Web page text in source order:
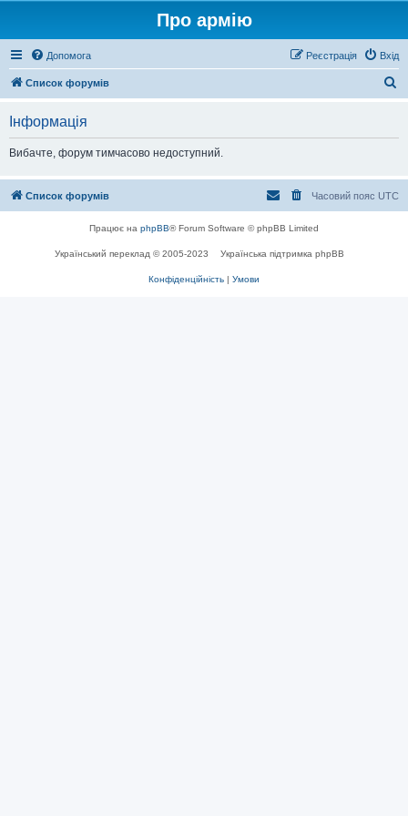
Про армію
Допомога Вхід
Реєстрація
Список форумів
Інформація
Вибачте, форум тимчасово недоступний.
Список форумів Часовий пояс UTC
Працює на phpBB® Forum Software © phpBB Limited
Український переклад © 2005-2023 Українська підтримка phpBB
Конфіденційність | Умови